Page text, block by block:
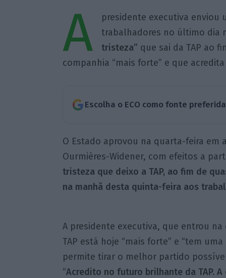
A
presidente executiva enviou
trabalhadores no último dia
tristeza” que sai da TAP ao
companhia “mais forte” e que
Escolha o ECO como fonte
O Estado aprovou na quarta-feira em
Ourmières-Widener, com efeitos a
tristeza que deixo a TAP, ao fim de
na manhã desta quinta-feira aos
A presidente executiva, que entrou
TAP está hoje “mais forte” e “tem
permite tirar o melhor partido
“Acredito no futuro brilhante da TAP.